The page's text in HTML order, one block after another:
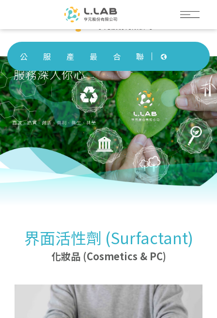
Menu
公司簡介
企業理念及概要
公司沿革及組織
服務領域
產品介紹化
妝
品
(
C
o
s
m
e
t
i
c
s
&
P
C
特
殊
化
學
品
(
S
p
e
c
i
a
l
t
y
c
h
e
m
i
c
a
l
s
最新消息 最新動態
合作夥伴
Language
繁體中文
English
公
司
簡
介
公
司
簡
介
服
務
領
域
服
務
領
域
產
品
介
紹
產
品
介
紹
最
新
消
息
最
新
消
息
合
作
夥
伴
合
作
夥
伴
聯
絡
我
們
聯
絡
我
們
Languages
界面活性劑 (Surfactant)
化妝品 (Cosmetics & PC)